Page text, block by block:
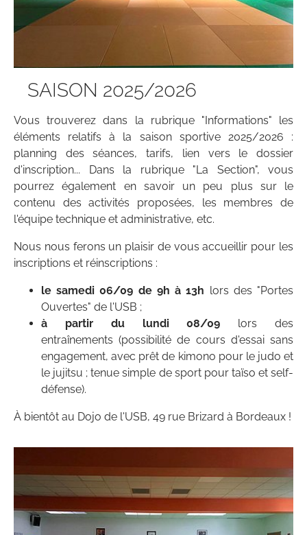
SAISON 2025/2026
Vous trouverez dans la rubrique "Informations" les
éléments relatifs à la saison sportive 2025/2026 :
planning des séances, tarifs, lien vers le dossier
d'inscription... Dans la rubrique "La Section", vous
pourrez également en savoir un peu plus sur le
contenu des activités proposées, les membres de
l'équipe technique et administrative, etc.
Nous nous ferons un plaisir de vous accueillir pour les
inscriptions et réinscriptions :
le samedi 06/09 de 9h à 13h lors des "Portes
Ouvertes" de l'USB ;
à partir du lundi 08/09 lors des
entraînements (possibilité de cours d'essai sans
engagement, avec prêt de kimono pour le judo et
le jujitsu ; tenue simple de sport pour taïso et self-
défense).
À bientôt au Dojo de l'USB, 49 rue Brizard à Bordeaux !